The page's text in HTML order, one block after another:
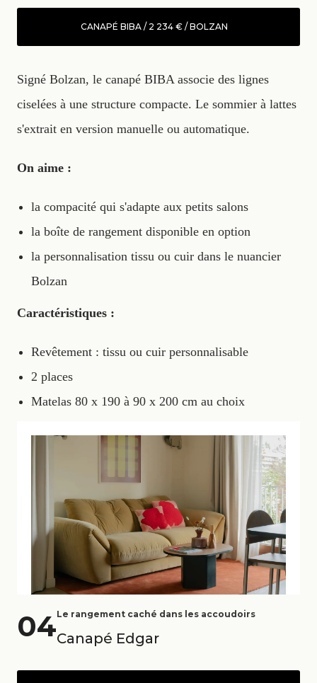
CANAPÉ BIBA / 2 234 € / BOLZAN
Signé Bolzan, le canapé BIBA associe des lignes
ciselées à une structure compacte. Le sommier à lattes
s'extrait en version manuelle ou automatique.
On aime :
la compacité qui s'adapte aux petits salons
la boîte de rangement disponible en option
la personnalisation tissu ou cuir dans le nuancier
Bolzan
Caractéristiques :
Revêtement : tissu ou cuir personnalisable
2 places
Matelas 80 x 190 à 90 x 200 cm au choix
04Le rangement caché dans les accoudoirs
Canapé Edgar